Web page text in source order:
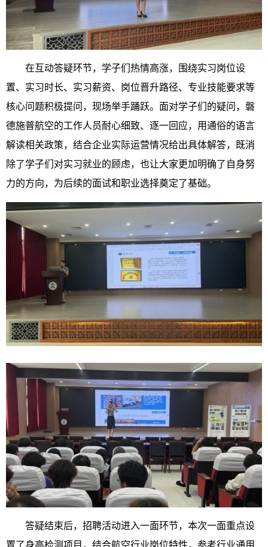
在互动答疑环节，学子们热情高涨，围绕实习岗位设
置、实习时长、实习薪资、岗位晋升路径、专业技能要求等
核心问题积极提问，现场举手踊跃。面对学子们的疑问，磐
德施普航空的工作人员耐心细致、逐一回应，用通俗的语言
解读相关政策，结合企业实际运营情况给出具体解答，既消
除了学子们对实习就业的顾虑，也让大家更加明确了自身努
力的方向，为后续的面试和职业选择奠定了基础。
答疑结束后，招聘活动进入一面环节，本次一面重点设
置了身高检测项目，结合航空行业岗位特性，参考行业通用